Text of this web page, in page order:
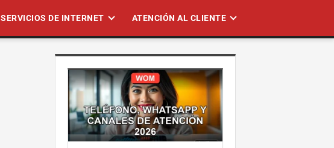
SERVICIOS DE INTERNET ATENCIÓN AL CLIENTE